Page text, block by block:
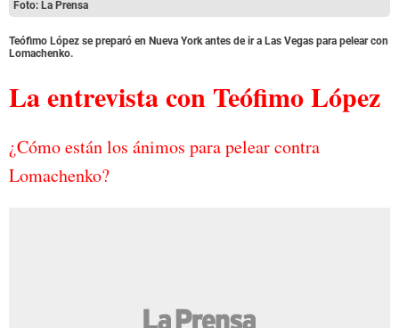
Foto: La Prensa
Teófimo López se preparó en Nueva York antes de ir a Las Vegas para pelear con
Lomachenko.
La entrevista con Teófimo López
¿Cómo están los ánimos para pelear contra
Lomachenko?